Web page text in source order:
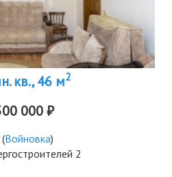
кв., 46 м2
000 ₽
(Войновка)
2